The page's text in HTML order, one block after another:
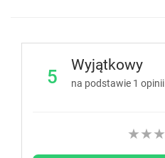
5
Wyjątkowy
na podstawie 1 opinii
★
★
★